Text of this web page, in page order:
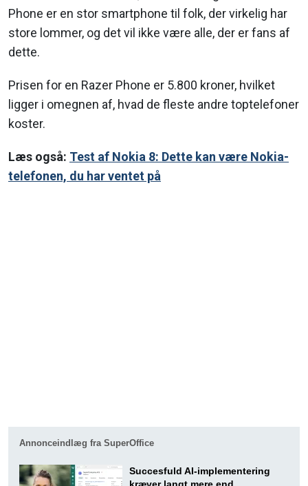
Phone er en stor smartphone til folk, der virkelig har
store lommer, og det vil ikke være alle, der er fans af
dette.
Prisen for en Razer Phone er 5.800 kroner, hvilket
ligger i omegnen af, hvad de fleste andre toptelefoner
koster.
Læs også: Test af Nokia 8: Dette kan være Nokia-
telefonen, du har ventet på
Annonceindlæg fra SuperOffice
Succesfuld AI-implementering